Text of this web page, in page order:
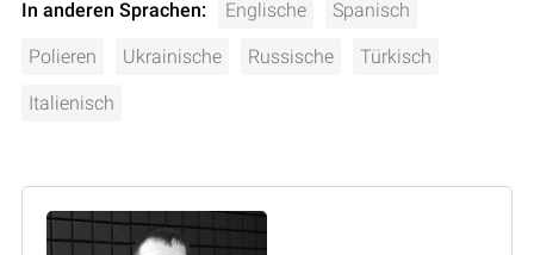
In anderen Sprachen: Englische Spanisch
Polieren Ukrainische Russische Türkisch
Italienisch